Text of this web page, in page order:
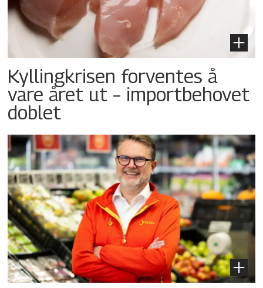
Kyllingkrisen forventes å
vare året ut – importbehovet
doblet